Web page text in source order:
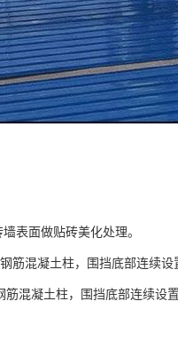
表面做贴砖美化处理。
筋混凝土柱，围挡底部连续设
混凝土柱，围挡底部连续设置